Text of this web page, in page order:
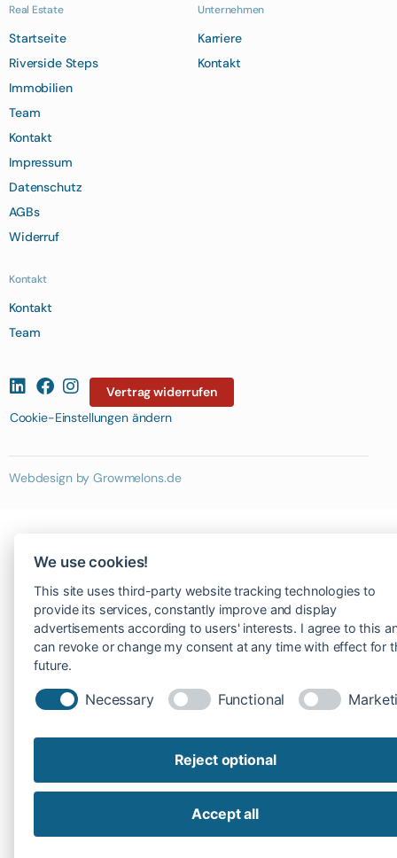
We use cookies!
This site uses third-party website tracking technologies to
provide its services, constantly improve and display
advertisements according to users' interests. I agree to this
can revoke or change my consent at any time with effect for
future.
Necessary Functional
Reject optional
Accept all
Real Estate
Startseite
Riverside Steps
Immobilien
Team
Kontakt
Impressum
Datenschutz
AGBs
Widerruf
Unternehmen
Karriere
Kontakt
Kontakt
Kontakt
Team
Vertrag widerrufen
Cookie-Einstellungen ändern
Webdesign byGrowmelons.de